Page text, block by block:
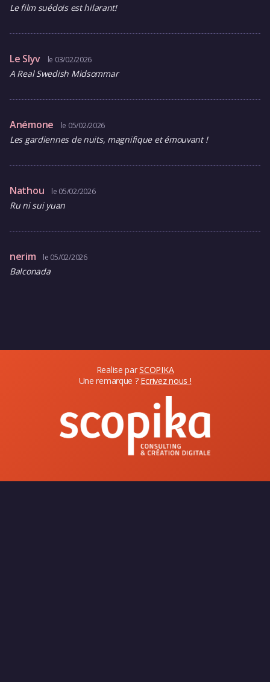
Le film suédois est hilarant!
Le Slyv le 03/02/2026
A Real Swedish Midsommar
Anémone le 05/02/2026
Les gardiennes de nuits, magnifique et émouvant !
Nathou le 05/02/2026
Ru ni sui yuan
nerim le 05/02/2026
Balconada
Realise parSCOPIKA
Une remarque ? Ecrivez nous !